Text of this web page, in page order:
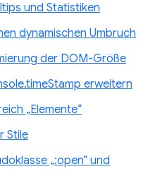
und Statistiken
dynamischen Umbruch
der DOM-Größe
erweitern
„Elemente“
Stile
„:open“ und